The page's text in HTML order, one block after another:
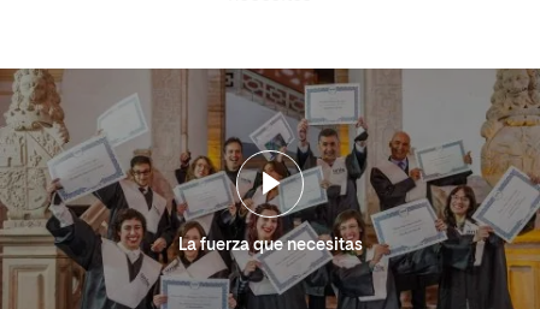
La fuerza que necesitas